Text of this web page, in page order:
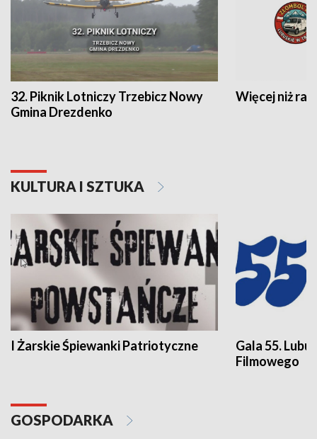
32. Piknik Lotniczy Trzebicz Nowy
Gmina Drezdenko
Więcej niż rajd
KULTURA I SZTUKA
I Żarskie Śpiewanki Patriotyczne
Gala 55.
Filmowego
GOSPODARKA